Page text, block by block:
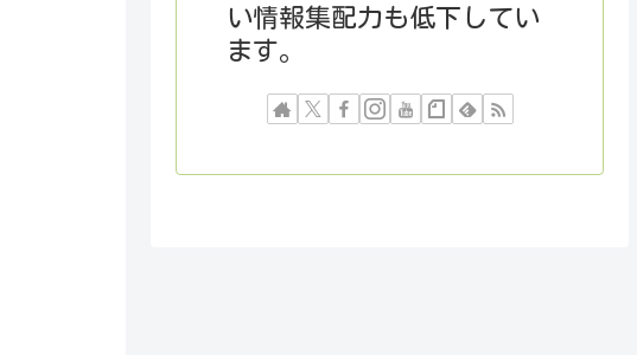
い情報集配力も低下してい
ます。